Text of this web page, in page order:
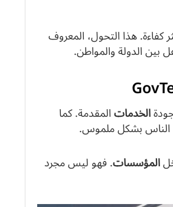
كفاءة. هذا التحول، المعروف
بين الدولة والمواطن.
الخدماتالمقدمة. كما
بشكل ملموس.
المؤسسات. فهو ليس مجرد